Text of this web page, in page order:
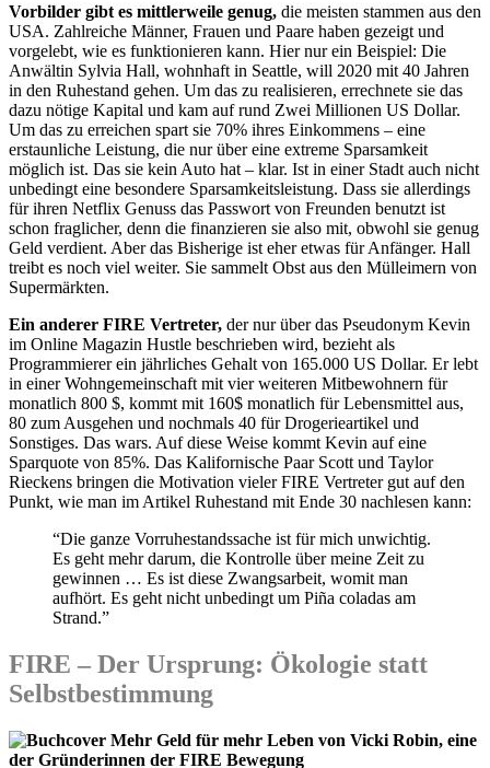
Vorbilder gibt es mittlerweile genug, die meisten stammen aus den
USA. Zahlreiche Männer, Frauen und Paare haben gezeigt und
vorgelebt, wie es funktionieren kann. Hier nur ein Beispiel: Die
Anwältin Sylvia Hall, wohnhaft in Seattle, will 2020 mit 40 Jahren
in den Ruhestand gehen. Um das zu realisieren, errechnete sie das
dazu nötige Kapital und kam auf rund Zwei Millionen US Dollar.
Um das zu erreichen spart sie 70% ihres Einkommens – eine
erstaunliche Leistung, die nur über eine extreme Sparsamkeit
möglich ist. Das sie kein Auto hat – klar. Ist in einer Stadt auch nicht
unbedingt eine besondere Sparsamkeitsleistung. Dass sie allerdings
für ihren Netflix Genuss das Passwort von Freunden benutzt ist
schon fraglicher, denn die finanzieren sie also mit, obwohl sie genug
Geld verdient. Aber das Bisherige ist eher etwas für Anfänger. Hall
treibt es noch viel weiter. Sie sammelt Obst aus den Mülleimern von
Supermärkten.
Ein anderer FIRE Vertreter, der nur über das Pseudonym Kevin
im Online Magazin Hustle beschrieben wird, bezieht als
Programmierer ein jährliches Gehalt von 165.000 US Dollar. Er lebt
in einer Wohngemeinschaft mit vier weiteren Mitbewohnern für
monatlich 800 $, kommt mit 160$ monatlich für Lebensmittel aus,
80 zum Ausgehen und nochmals 40 für Drogerieartikel und
Sonstiges. Das wars. Auf diese Weise kommt Kevin auf eine
Sparquote von 85%. Das Kalifornische Paar Scott und Taylor
Rieckens bringen die Motivation vieler FIRE Vertreter gut auf den
Punkt, wie man im Artikel Ruhestand mit Ende 30 nachlesen kann:
“Die ganze Vorruhestandssache ist für mich unwichtig.
Es geht mehr darum, die Kontrolle über meine Zeit zu
gewinnen … Es ist diese Zwangsarbeit, womit man
aufhört. Es geht nicht unbedingt um Piña coladas am
Strand.”
FIRE – Der Ursprung: Ökologie statt
Selbstbestimmung